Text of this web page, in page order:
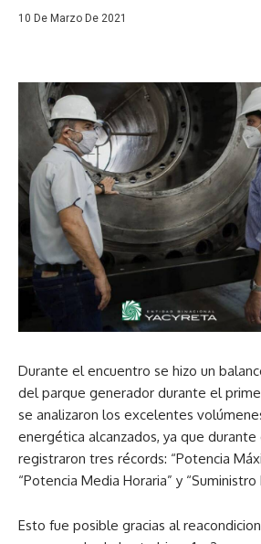
10 De Marzo De 2021
Durante el encuentro se hizo un
del parque generador durante el
se analizaron los excelentes
energética alcanzados, ya que
registraron tres récords: “Potencia
“Potencia Media Horaria” y
Esto fue posible gracias al